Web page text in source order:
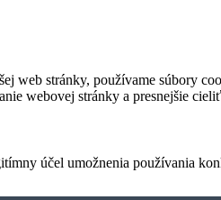
web stránky, používame súbory
webovej stránky a presnejšie
účel umožnenia používania